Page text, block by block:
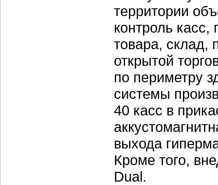
территории
контроль
товара, склад,
открытой
по периметру
системы
40 касс в
выхода
Кроме того,
Dual.